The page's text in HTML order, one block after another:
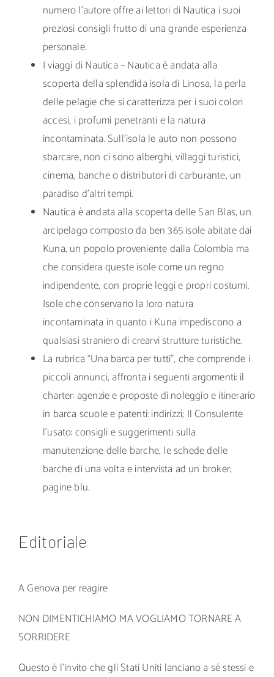
numero l’autore offre ai lettori di Nautica i suoi
preziosi consigli frutto di una grande esperienza
personale.
I viaggi di Nautica – Nautica è andata alla
scoperta della splendida isola di Linosa, la perla
delle pelagie che si caratterizza per i suoi colori
accesi, i profumi penetranti e la natura
incontaminata. Sull’isola le auto non possono
sbarcare, non ci sono alberghi, villaggi turistici,
cinema, banche o distributori di carburante, un
paradiso d’altri tempi.
Nautica è andata alla scoperta delle San Blas, un
arcipelago composto da ben 365 isole abitate dai
Kuna, un popolo proveniente dalla Colombia ma
che considera queste isole come un regno
indipendente, con proprie leggi e propri costumi.
Isole che conservano la loro natura
incontaminata in quanto i Kuna impediscono a
qualsiasi straniero di crearvi strutture turistiche.
La rubrica “Una barca per tutti”, che comprende i
piccoli annunci, affronta i seguenti argomenti: il
charter: agenzie e proposte di noleggio e itinerario
in barca scuole e patenti: indirizzi; Il Consulente
l’usato: consigli e suggerimenti sulla
manutenzione delle barche, le schede delle
barche di una volta e intervista ad un broker;
pagine blu.
Editoriale
A Genova per reagire
NON DIMENTICHIAMO MA VOGLIAMO TORNARE A
SORRIDERE
Questo è l’invito che gli Stati Uniti lanciano a sé stessi e